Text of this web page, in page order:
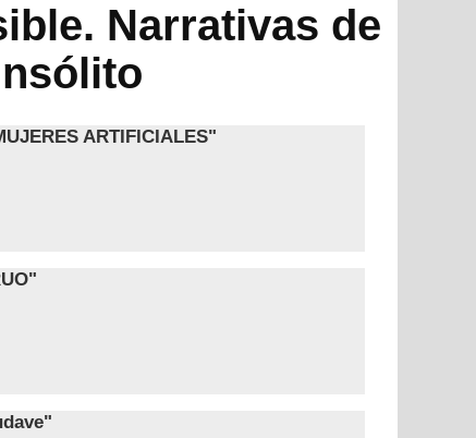
Narrativas de
ARTIFICIALES"